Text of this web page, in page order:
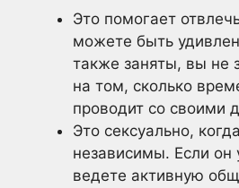
Это помогает
можете быть
также заняты, вы не
на том, сколько
проводит со своими
Это сексуально,
независимы. Если он
ведете активную